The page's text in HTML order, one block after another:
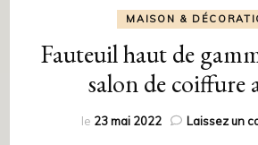
MAISON &
Fauteuil haut de
salon de coiffure
le 23 mai 2022 Laissez un